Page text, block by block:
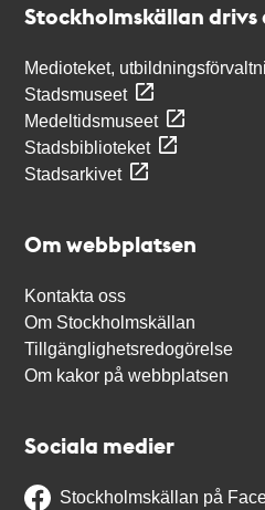
Stockholmskällan drivs
Medioteket,
Stadsmuseet
Medeltidsmuseet
Stadsbiblioteket
Stadsarkivet
Om webbplatsen
Kontakta oss
Om Stockholmskällan
Tillgänglighetsredogörelse
Om kakor på webbplatsen
Sociala medier
Stockholmskällan på